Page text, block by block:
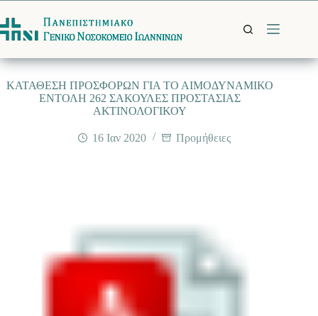
στο
περιεχόμενο
ΚΑΤΑΘΕΣΗ ΠΡΟΣΦΟΡΩΝ ΓΙΑ ΤΟ ΑΙΜΟΔΥΝΑΜΙΚΟ
ΕΝΤΟΛΗ 262 ΣΑΚΟΥΛΕΣ ΠΡΟΣΤΑΣΙΑΣ
ΑΚΤΙΝΟΛΟΓΙΚΟΥ
16 Ιαν 2020 Προμήθειες